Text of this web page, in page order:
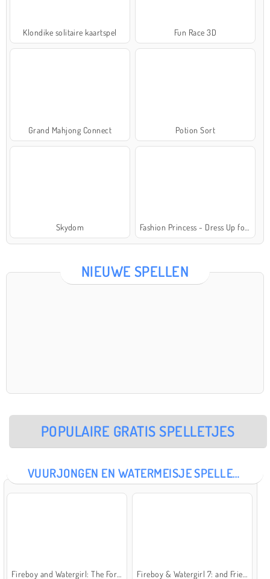
Klondike solitaire kaartspel Fun Race 3D
Grand Mahjong Connect Potion Sort
Skydom
NIEUWE SPELLEN
POPULAIRE GRATIS SPELLETJES
VUURJONGEN EN WATERMEISJE SPELLETJES